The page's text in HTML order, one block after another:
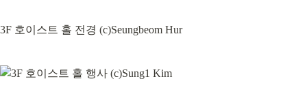
3F 호이스트 홀 전경 (c)Seungbeom Hur